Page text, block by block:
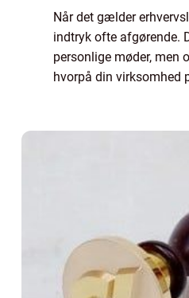
Når det gælder
indtryk ofte afgørende.
personlige møder, men
hvorpå din virksomhed